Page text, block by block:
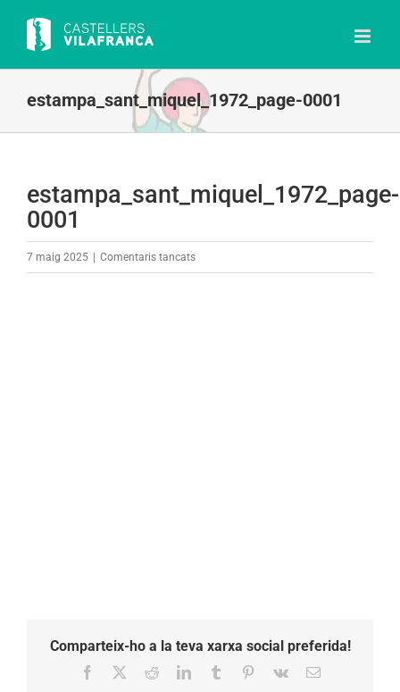
content
estampa_sant_miquel_1972_page-0001
estampa_sant_miquel_1972_page-
0001
7 maig 2025 Comentaris tancatsa
Comparteix-ho a la teva xarxa social preferida!
Facebook RedditLinkedInTumblr Pinterest
Vk Email: